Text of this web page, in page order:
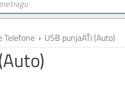
Telefone › USB punjaÄŤi (Auto)